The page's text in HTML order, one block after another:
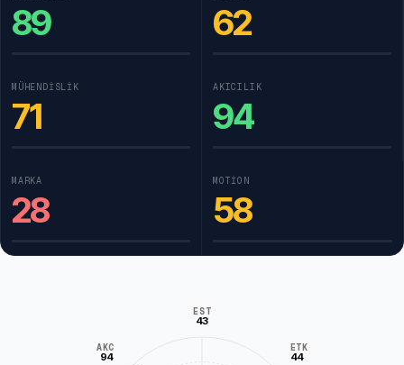
89 62
MÜHENDISLIK
71
AKICILIK
94
MARKA
28
MOTION
58
EST
43
ETK
44
AKC
94